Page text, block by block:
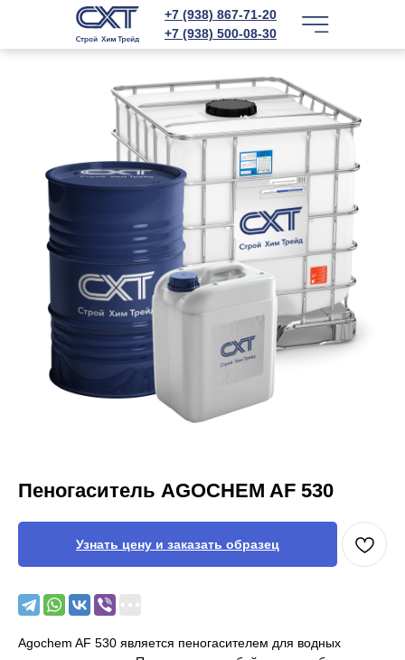
+7 (938) 867-71-20
+7 (938) 500-08-30
Пеногаситель AGOCHEM AF 530
Узнать цену и заказать образец
Agochem AF 530 является пеногасителем для водных